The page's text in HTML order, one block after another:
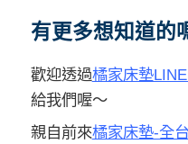
有更多想知道的
歡迎透過橘家床墊
給我們喔～
親自前來橘家床墊-全